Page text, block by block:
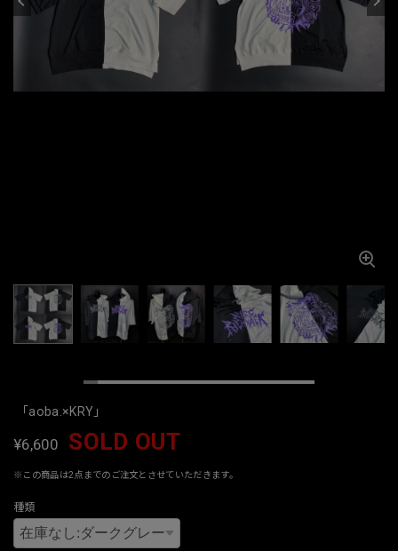
「aoba.×KRY」
¥6,600 SOLD OUT
※この商品は2点までのご注文とさせていただきます。
種類